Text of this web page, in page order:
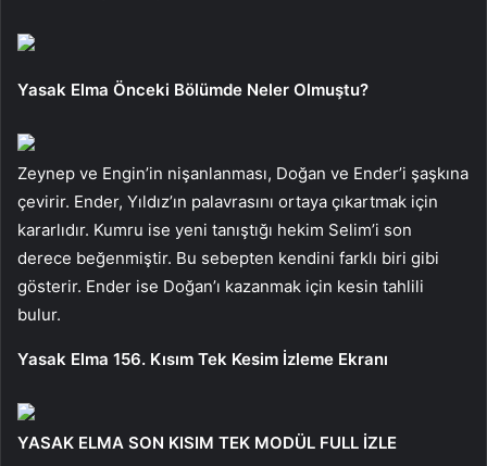
Yasak Elma Önceki Bölümde Neler Olmuştu?
Zeynep ve Engin’in nişanlanması, Doğan ve Ender’i şaşkına
çevirir. Ender, Yıldız’ın palavrasını ortaya çıkartmak için
kararlıdır. Kumru ise yeni tanıştığı hekim Selim’i son
derece beğenmiştir. Bu sebepten kendini farklı biri gibi
gösterir. Ender ise Doğan’ı kazanmak için kesin tahlili
bulur.
Yasak Elma 156. Kısım Tek Kesim İzleme Ekranı
YASAK ELMA SON KISIM TEK MODÜL FULL İZLE